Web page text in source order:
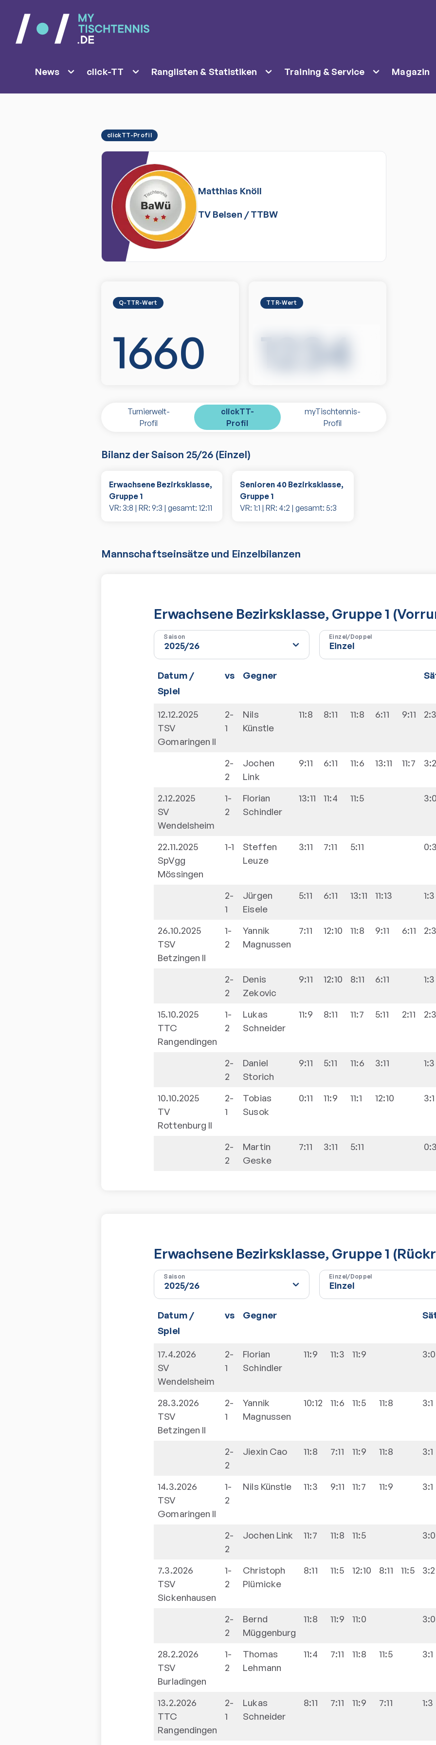
News click-TT Ranglisten & Statistiken Training & Service Magazin
clickTT-Profil
Matthias Knöll
TV Belsen /TTBW
Q-TTR-Wert
1660
TTR-Wert
1234
Turnierwelt-
Profil
clickTT-
Profil
myTischtennis-
Profil
Bilanz der Saison 25/26 (Einzel)
Erwachsene Bezirksklasse,
Gruppe 1
VR: 3:8 | RR: 9:3 | gesamt: 12:11
Senioren 40 Bezirksklasse,
Gruppe 1
VR:1:1 | RR: 4:2 | gesamt: 5:3
Mannschaftseinsätze und Einzelbilanzen
Erwachsene Bezirksklasse, Gruppe 1
Saison Einzel/Doppel
Datum /
Spiel
vs Gegner
12.12.2025
TSV
Gomaringen II
2-
1
Nils
Künstle
11:8 8:11 11:8 6:11 9:11
2-
2
Jochen
Link
9:11 6:11 11:6 13:11 11:7
2.12.2025
SV
Wendelsheim
1-
2
Florian
Schindler
13:11 11:4 11:5
22.11.2025
SpVgg
Mössingen
1-1
Steffen
Leuze
3:11 7:11 5:11
2-
1
Jürgen
Eisele
5:11 6:11 13:11 11:13 1:3
26.10.2025
TSV
Betzingen II
1-
2
Yannik
Magnussen
7:11 12:10 11:8 9:11 6:11
2-
2
Denis
Zekovic
9:11 12:10 8:11 6:11 1:3
15.10.2025
TTC
Rangendingen
1-
2
Lukas
Schneider
11:9 8:11 11:7 5:11 2:11
2-
2
Daniel
Storich
9:11 5:11 11:6 3:11 1:3
10.10.2025
TV
Rottenburg II
2-
1
Tobias
Susok
0:11 11:9 11:1 12:10 3:1
2-
2
Martin
Geske
7:11 3:11 5:11
Erwachsene Bezirksklasse, Gruppe 1
Saison Einzel/Doppel
Datum /
Spiel
vs Gegner
17.4.2026
SV
Wendelsheim
2-
1
Florian
Schindler
11:9 11:3 11:9 3:0
28.3.2026
TSV
Betzingen II
2-
1
Yannik
Magnussen
10:12 11:6 11:5 11:8 3:1
2-
2
Jiexin Cao 11:8 7:11 11:9 11:8 3:1
14.3.2026
TSV
Gomaringen II
1-
2
Nils Künstle 11:3 9:11 11:7 11:9 3:1
2-
2
Jochen Link 11:7 11:8 11:5 3:0
7.3.2026
TSV
Sickenhausen
1-
2
Christoph
Plümicke
8:11 11:5 12:10 8:11 11:5 3:2
2-
2
Bernd
Müggenburg
11:8 11:9 11:0 3:0
28.2.2026
TSV
Burladingen
1-
2
Thomas
Lehmann
11:4 7:11 11:8 11:5 3:1
13.2.2026
TTC
Rangendingen
2-
1
Lukas
Schneider
8:11 7:11 11:9 7:11 1:3